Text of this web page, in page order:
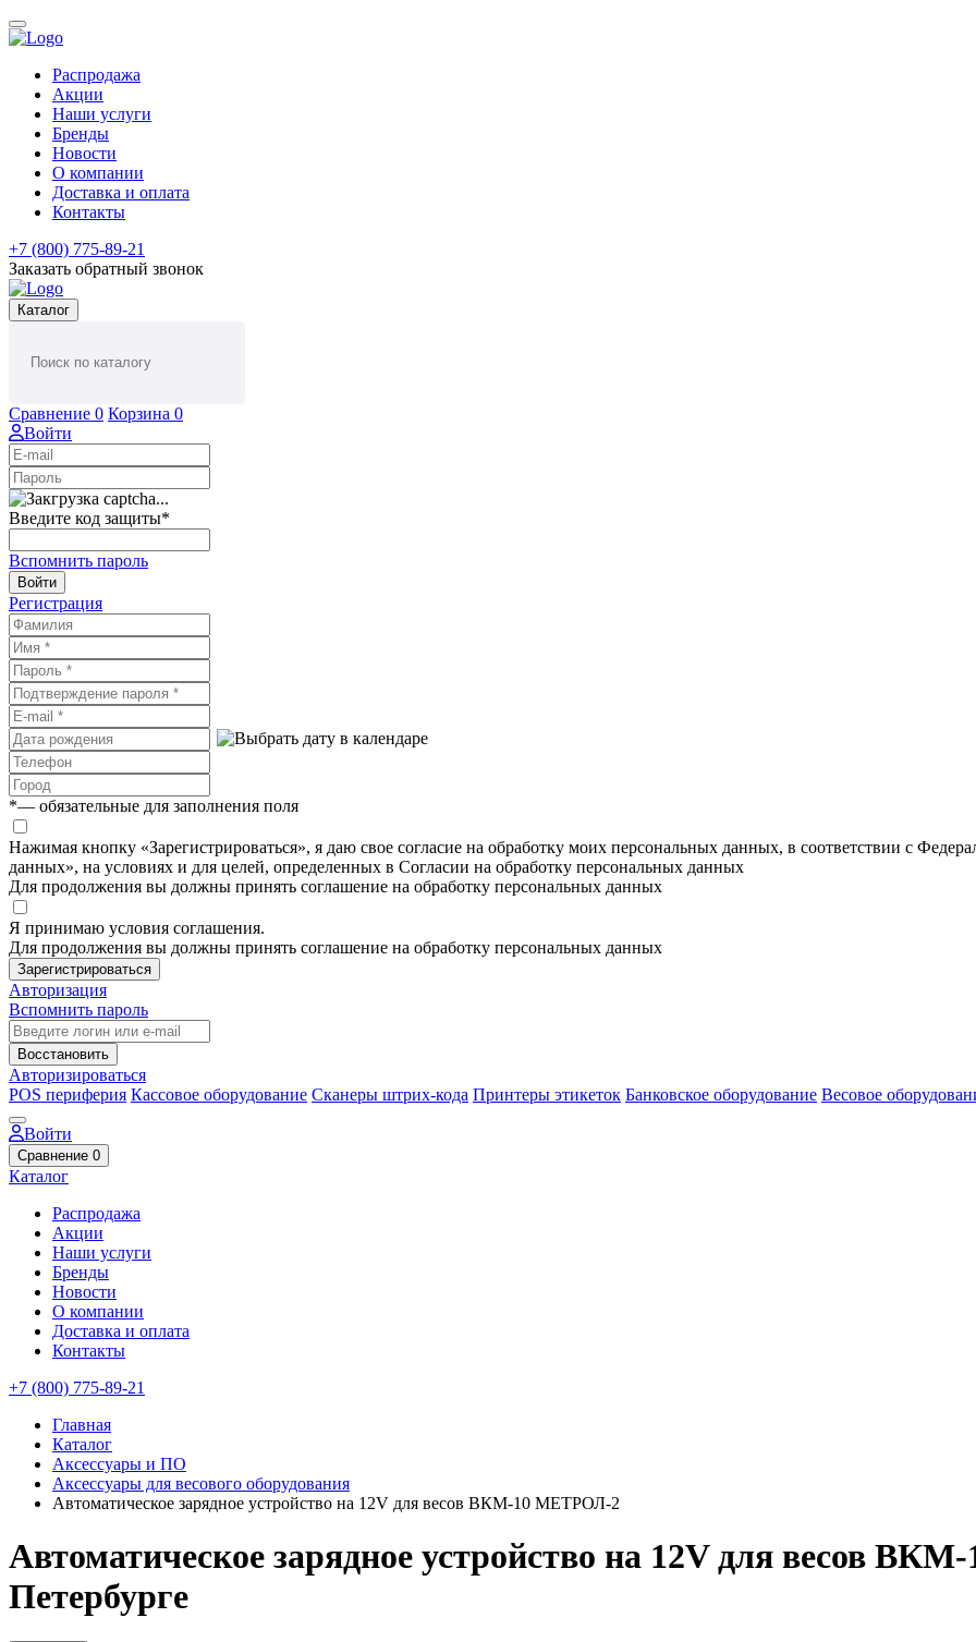
Распродажа
Акции
Наши услуги
Бренды
Новости
О компании
Доставка и оплата
Контакты
+7 (800) 775-89-21
Заказать обратный звонок
Каталог
Сравнение 0 Корзина 0
Войти
Введите код защиты*
Вспомнить пароль
Войти
Регистрация
*— обязательные для заполнения поля
Нажимая кнопку «Зарегистрироваться», я даю свое согласие на обработку моих персональных данных, в соответствии с
данных», на условиях и для целей, определенных в Согласии на обработку персональных данных
Для продолжения вы должны принять соглашение на обработку персональных данных
Я принимаю условия соглашения.
Для продолжения вы должны принять соглашение на обработку персональных данных
Зарегистрироваться
Авторизация
Вспомнить пароль
Восстановить
Авторизироваться
POS периферия Кассовое оборудование Сканеры штрих-кода Принтеры этикеток Банковское оборудование Весовое
Войти
Сравнение 0
Каталог
Распродажа
Акции
Наши услуги
Бренды
Новости
О компании
Доставка и оплата
Контакты
+7 (800) 775-89-21
Главная
Каталог
Аксессуары и ПО
Аксессуары для весового оборудования
Автоматическое зарядное устройство на 12V для весов ВКМ-10 МЕТРОЛ-2
Автоматическое зарядное устройство на 12V для весов
Петербурге